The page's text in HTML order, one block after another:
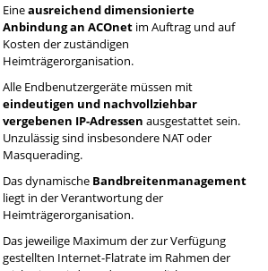
Eineausreichend dimensionierte
Anbindung an ACOnet im Auftrag und auf
Kosten der zuständigen
Heimträgerorganisation.
Alle Endbenutzergeräte müssen mit
eindeutigen und nachvollziehbar
vergebenen IP-Adressen ausgestattet sein.
Unzulässig sind insbesondere NAT oder
Masquerading.
Das dynamische Bandbreitenmanagement
liegt in der Verantwortung der
Heimträgerorganisation.
Das jeweilige Maximum der zur Verfügung
gestellten Internet-Flatrate im Rahmen der